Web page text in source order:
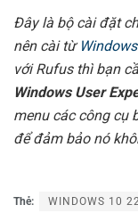
Đây là bộ cài đặt
nên cài từ
với Rufus thì bạn
Windows User
menu các công cụ
để đảm bảo nó
Thẻ: WINDOWS 10